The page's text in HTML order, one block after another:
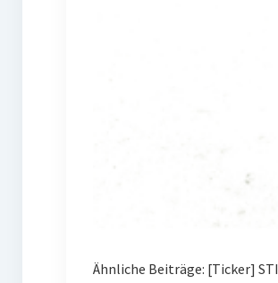
Ähnliche Beiträge: [Ticker]